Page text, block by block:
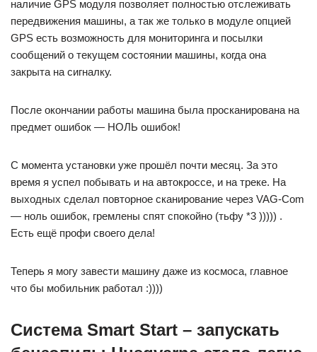
наличие GPS модуля позволяет полностью отслеживать
передвижения машины, а так же только в модуле опцией
GPS есть возможность для мониторинга и посылки
сообщений о текущем состоянии машины, когда она
закрыта на сигналку.
После окончании работы машина была просканирована на
предмет ошибок — НОЛЬ ошибок!
С момента установки уже прошёл почти месяц. За это
время я успел побывать и на автокроссе, и на треке. На
выходных сделал повторное сканирование через VAG-Com
— ноль ошибок, гремлены спят спокойно (тьфу *3 ))))) .
Есть ещё профи своего дела!
Теперь я могу завести машину даже из космоса, главное
что бы мобильник работал :))))
Система Smart Start – запускать